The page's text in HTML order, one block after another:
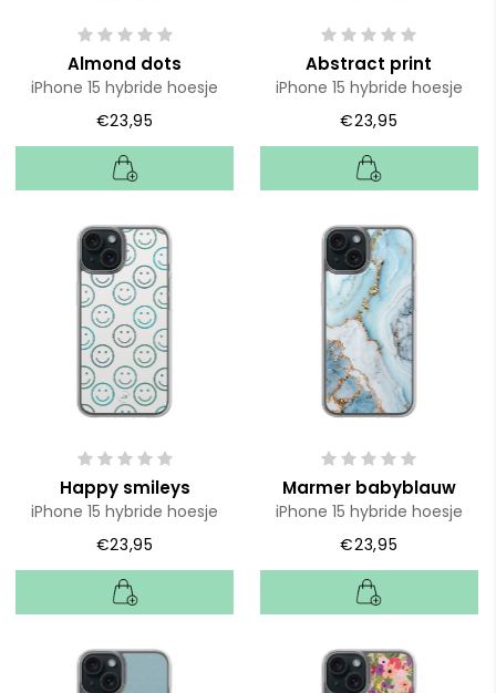
Almond dots
iPhone 15 hybride hoesje
€23,95
Abstract print
iPhone 15 hybride hoesje
€23,95
Happy smileys
iPhone 15 hybride hoesje
€23,95
Marmer babyblauw
iPhone 15 hybride hoesje
€23,95